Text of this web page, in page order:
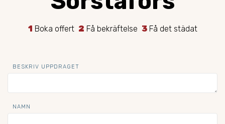
1 Boka offert 2 Få bekräftelse 3Få det städat
BESKRIV UPPDRAGET
NAMN